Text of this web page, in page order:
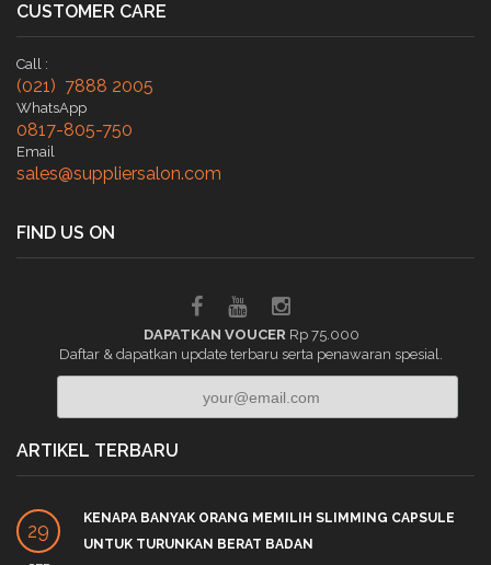
CUSTOMER CARE
Call :
(021) 7888 2005
WhatsApp
0817-805-750
Email
sales@suppliersalon.com
FIND US ON
DAPATKAN VOUCER Rp 75.000
Daftar & dapatkan update terbaru serta penawaran spesial.
ARTIKEL TERBARU
29
KENAPA BANYAK ORANG MEMILIH SLIMMING CAPSULE
UNTUK TURUNKAN BERAT BADAN